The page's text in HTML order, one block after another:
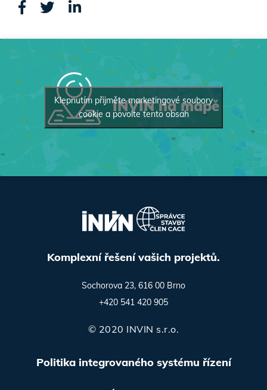
INVIN na mapě
Klepnutím přijměte marketingové soubory
cookie a povolte tento obsah
Komplexní řešení vašich projektů.
Sochorova 23, 616 00 Brno
+420 541 420 905
© 2020 INVIN s.r.o.
Politika integrovaného systému řízení